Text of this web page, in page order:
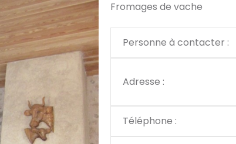
Fromages de vache
Personne à contacter :
Adresse :
Téléphone :